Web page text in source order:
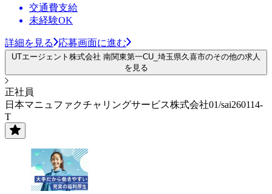
交通費支給
未経験OK
詳細を見る 応募画面に進む
UTエージェント株式会社 南関東第一CU_埼玉県久喜市のその他の求人
を見る
正社員
日本マニュファクチャリングサービス株式会社01/sai260114-
T